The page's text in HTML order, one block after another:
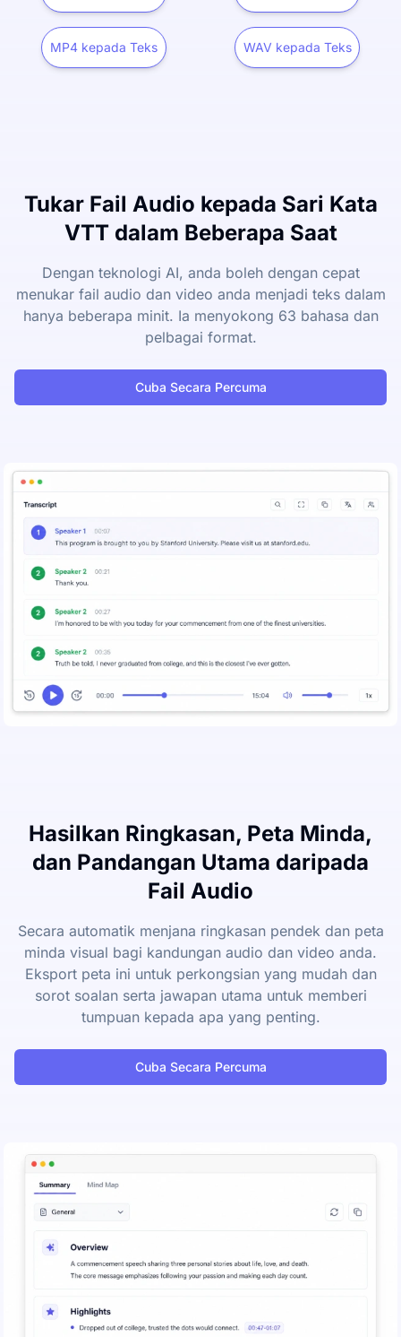
MP4 kepada Teks WAV kepada Teks
Tukar Fail Audio kepada Sari Kata
VTT dalam Beberapa Saat
Dengan teknologi AI, anda boleh dengan cepat
menukar fail audio dan video anda menjadi teks dalam
hanya beberapa minit. Ia menyokong 63 bahasa dan
pelbagai format.
Cuba Secara Percuma
Hasilkan Ringkasan, Peta Minda,
dan Pandangan Utama daripada
Fail Audio
Secara automatik menjana ringkasan pendek dan peta
minda visual bagi kandungan audio dan video anda.
Eksport peta ini untuk perkongsian yang mudah dan
sorot soalan serta jawapan utama untuk memberi
tumpuan kepada apa yang penting.
Cuba Secara Percuma